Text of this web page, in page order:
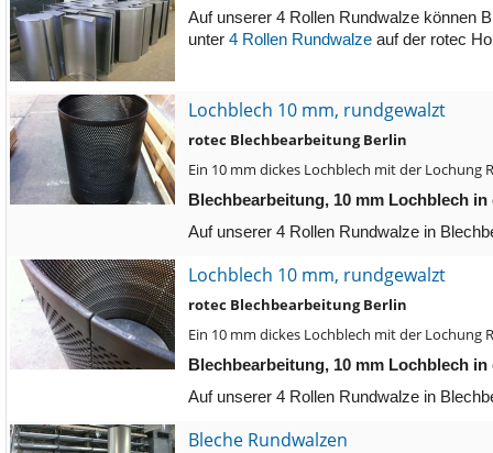
Auf unserer 4 Rollen Rundwalze können
unter 4 Rollen Rundwalze auf der rotec
Lochblech 10 mm, rundgewalzt
rotec Blechbearbeitung Berlin
Ein 10 mm dickes Lochblech mit der Lochung
Blechbearbeitung, 10 mm Lochblech
Auf unserer 4 Rollen Rundwalze in
Lochblech 10 mm, rundgewalzt
rotec Blechbearbeitung Berlin
Ein 10 mm dickes Lochblech mit der Lochung
Blechbearbeitung, 10 mm Lochblech
Auf unserer 4 Rollen Rundwalze in
Bleche Rundwalzen